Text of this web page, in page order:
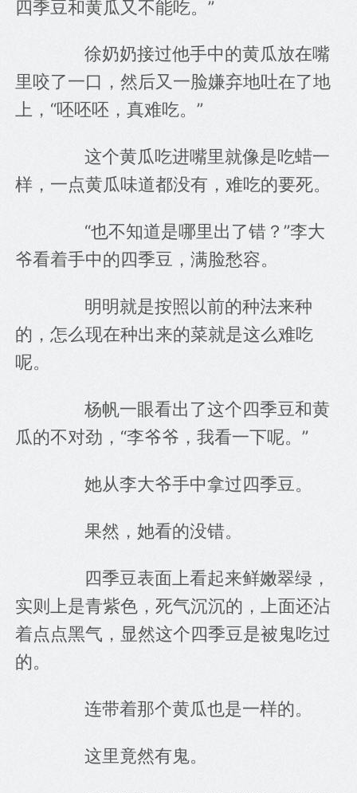
四季豆和黄瓜又不能吃。”
徐奶奶接过他手中的黄瓜放在嘴
里咬了一口，然后又一脸嫌弃地吐在了地
上，“呸呸呸，真难吃。”
这个黄瓜吃进嘴里就像是吃蜡一
样，一点黄瓜味道都没有，难吃的要死。
“也不知道是哪里出了错？”李大
爷看着手中的四季豆，满脸愁容。
明明就是按照以前的种法来种
的，怎么现在种出来的菜就是这么难吃
呢。
杨帆一眼看出了这个四季豆和黄
瓜的不对劲，“李爷爷，我看一下呢。”
她从李大爷手中拿过四季豆。
果然，她看的没错。
四季豆表面上看起来鲜嫩翠绿，
实则上是青紫色，死气沉沉的，上面还沾
着点点黑气，显然这个四季豆是被鬼吃过
的。
连带着那个黄瓜也是一样的。
这里竟然有鬼。